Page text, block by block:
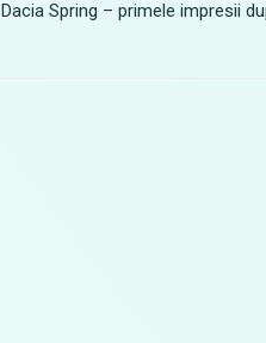
Dacia Spring – primele impresii